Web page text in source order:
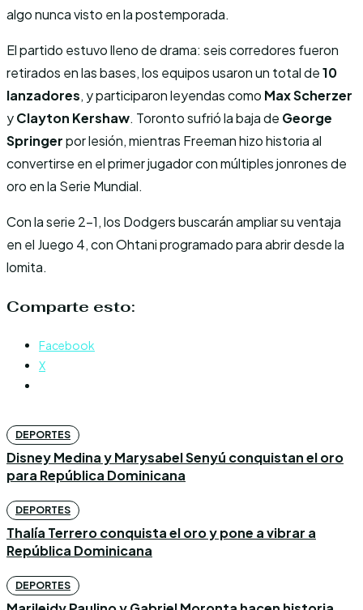
algo nunca visto en la postemporada.
El partido estuvo lleno de drama: seis corredores fueron
retirados en las bases, los equipos usaron un total de10
lanzadores, y participaron leyendas como Max Scherzer
yClayton Kershaw. Toronto sufrió la baja de George
Springerpor lesión, mientras Freeman hizo historia al
convertirse en el primer jugador con múltiples jonrones de
oro en la Serie Mundial.
Con la serie 2-1, los Dodgers buscarán ampliar su ventaja
en el Juego 4, con Ohtani programado para abrir desde la
lomita.
Comparte esto:
Facebook
X
DEPORTES
Disney Medina y Marysabel Senyú conquistan el oro
para República Dominicana
DEPORTES
Thalía Terrero conquista el oro y pone a vibrar a
República Dominicana
DEPORTES